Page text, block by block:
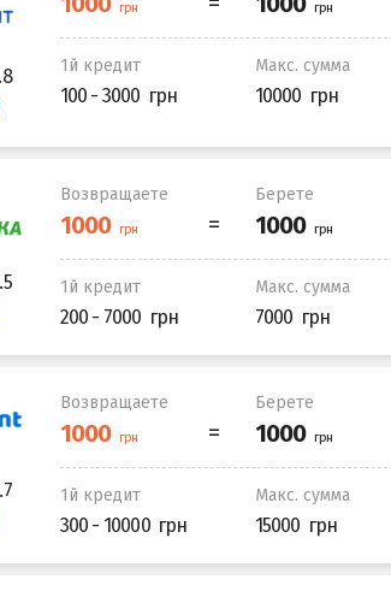
1й кредит
100 - 3000
Макс. сумма
10000
Возвращаете Берете
1й кредит
200 - 7000
Макс. сумма
7000
Возвращаете Берете
1й кредит
300 - 10000
Макс. сумма
15000